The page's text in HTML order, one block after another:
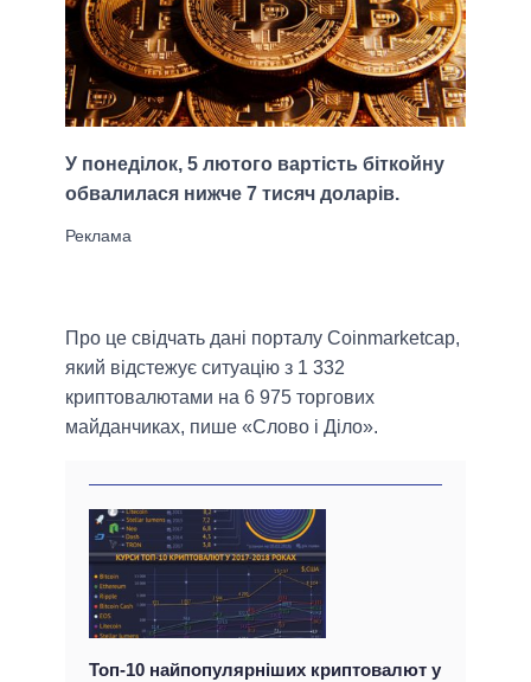
У понеділок, 5 лютого вартість біткойну
обвалилася нижче 7 тисяч доларів.
Про це свідчать дані порталу Coinmarketcap,
який відстежує ситуацію з 1 332
криптовалютами на 6 975 торгових
майданчиках, пише «Слово і Діло».
Топ-10 найпопулярніших криптовалют у